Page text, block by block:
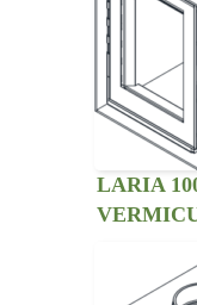
LARIA